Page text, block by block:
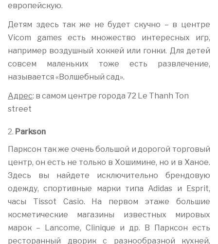
европейскую.
Детям здесь так же не будет скучно – в центре
Vicom games есть множество интересных игр,
например воздушный хоккей или гонки. Для детей
совсем маленьких тоже есть развлечение,
называется «Волшебный сад».
Адрес: в самом центре города 72 Le Thanh Ton
street
2. Parkson
Парксон так же очень большой и дорогой торговый
центр, он есть не только в Хошимине, но и в Ханое.
Здесь вы найдете исключительно брендовую
одежду, спортивные марки типа Adidas и Esprit,
часы Tissot Casio. На первом этаже большие
косметические магазины известных мировых
марок – Lancome, Clinique и др. В Парксон есть
ресторанный дворик с разнообразной кухней,